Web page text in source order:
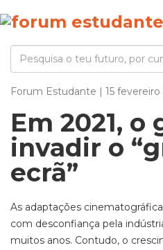
Forum Estudante | 15 fevereiro
Em 2021,
invadir o
ecrã”
As adaptações
com desconfiança pela
muitos anos. Contudo, o